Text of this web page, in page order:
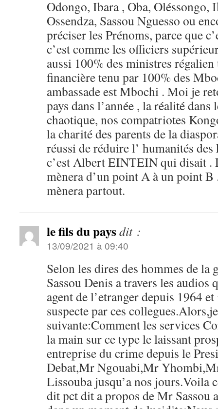
Odongo, Ibara , Oba, Oléssongo,
Ossendza, Sassou Nguesso ou
préciser les Prénoms, parce que
c’est comme les officiers
aussi 100% des ministres
financière tenu par 100% des
ambassade est Mbochi . Moi je
pays dans l’année , la réalité dans
chaotique, nos compatriotes
la charité des parents de la
réussi de réduire l’ humanités
c’est Albert EINTEIN qui disait .
mènera d’un point A à un point
mènera partout.
le fils du paysdit :
13/09/2021 à 09:40
Selon les dires des hommes de la
Sassou Denis a travers les audios
agent de l’etranger depuis 1964
suspecte par ces
suivante:Comment les services
la main sur ce type le laissant
entreprise du crime depuis le
Debat,Mr Ngouabi,Mr
Lissouba jusqu’a nos jours.Voila
dit pct dit a propos de Mr Sassou